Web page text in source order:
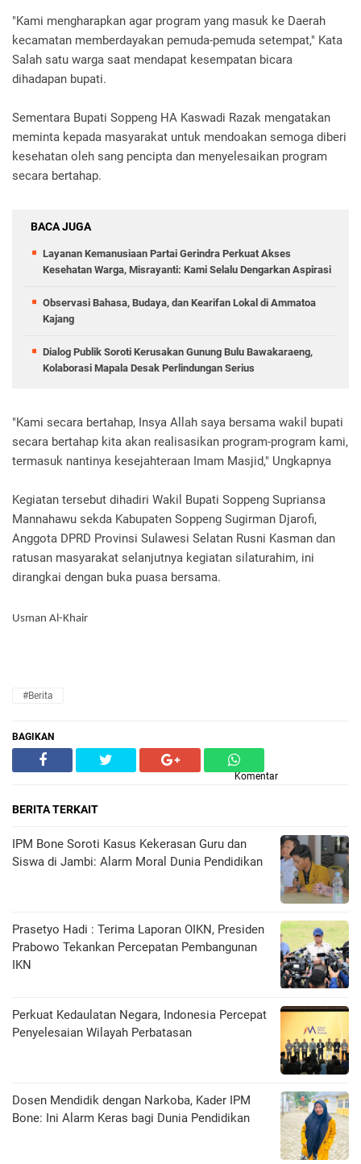
"Kami mengharapkan agar program yang masuk ke Daerah
kecamatan memberdayakan pemuda-pemuda setempat," Kata
Salah satu warga saat mendapat kesempatan bicara
dihadapan bupati.
Sementara Bupati Soppeng HA Kaswadi Razak mengatakan
meminta kepada masyarakat untuk mendoakan semoga diberi
kesehatan oleh sang pencipta dan menyelesaikan program
secara bertahap.
BACA JUGA
Layanan Kemanusiaan Partai Gerindra Perkuat Akses
Kesehatan Warga, Misrayanti: Kami Selalu Dengarkan Aspirasi
Observasi Bahasa, Budaya, dan Kearifan Lokal di Ammatoa
Kajang
Dialog Publik Soroti Kerusakan Gunung Bulu Bawakaraeng,
Kolaborasi Mapala Desak Perlindungan Serius
"Kami secara bertahap, Insya Allah saya bersama wakil bupati
secara bertahap kita akan realisasikan program-program kami,
termasuk nantinya kesejahteraan Imam Masjid," Ungkapnya
Kegiatan tersebut dihadiri Wakil Bupati Soppeng Supriansa
Mannahawu sekda Kabupaten Soppeng Sugirman Djarofi,
Anggota DPRD Prov‎insi Sulawesi Selatan Rusni Kasman dan
ratusan masyarakat selanjutnya kegiatan silaturahim, ini
dirangkai dengan buka puasa bersama.
Usman Al-Khair
#Berita
BAGIKAN
Komentar
BERITA TERKAIT
IPM Bone Soroti Kasus Kekerasan Guru dan
Siswa di Jambi: Alarm Moral Dunia Pendidikan
Prasetyo Hadi : Terima Laporan OIKN, Presiden
Prabowo Tekankan Percepatan Pembangunan
IKN
Perkuat Kedaulatan Negara, Indonesia Percepat
Penyelesaian Wilayah Perbatasan
Dosen Mendidik dengan Narkoba, Kader IPM
Bone: Ini Alarm Keras bagi Dunia Pendidikan